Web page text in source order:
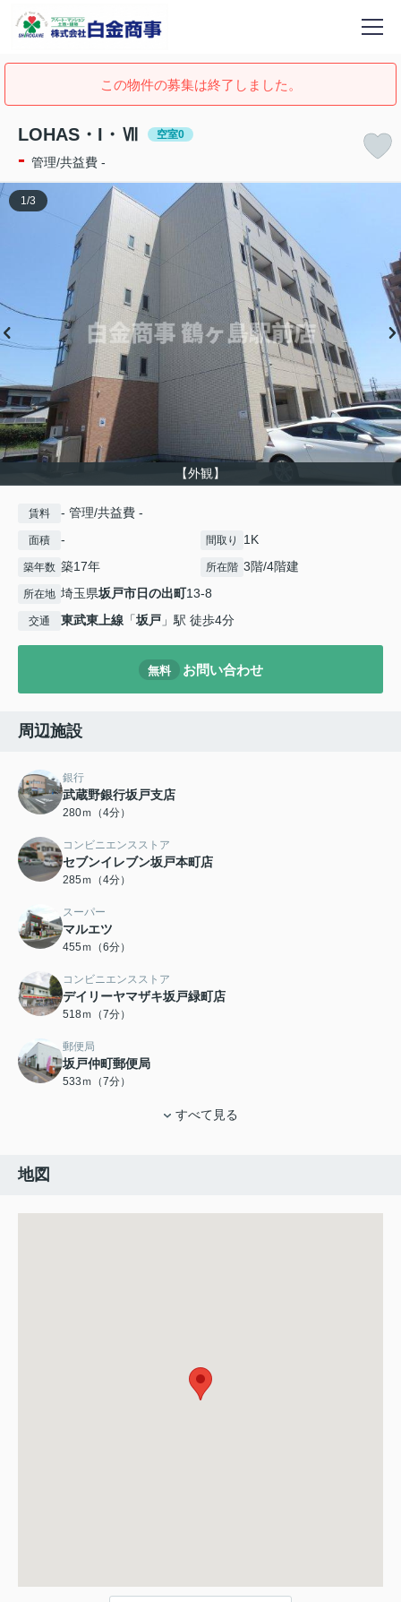
この物件の募集は終了しました。
LOHAS・I・Ⅶ 空室0
- 管理/共益費 -
【外観】
1 /3
賃料 - 管理/共益費 -
面積 - 間取り 1K
築年数 築17年 所在階 3階/4階建
所在地 埼玉県坂戸市日の出町13-8
交通 東武東上線 「坂戸 」駅 徒歩4分
無料 お問い合わせ
周辺施設
銀行
武蔵野銀行坂戸支店
280ｍ（4分）
コンビニエンスストア
セブンイレブン坂戸本町店
285ｍ（4分）
スーパー
マルエツ
455ｍ（6分）
コンビニエンスストア
デイリーヤマザキ坂戸緑町店
518ｍ（7分）
郵便局
坂戸仲町郵便局
533ｍ（7分）
すべて見る
地図